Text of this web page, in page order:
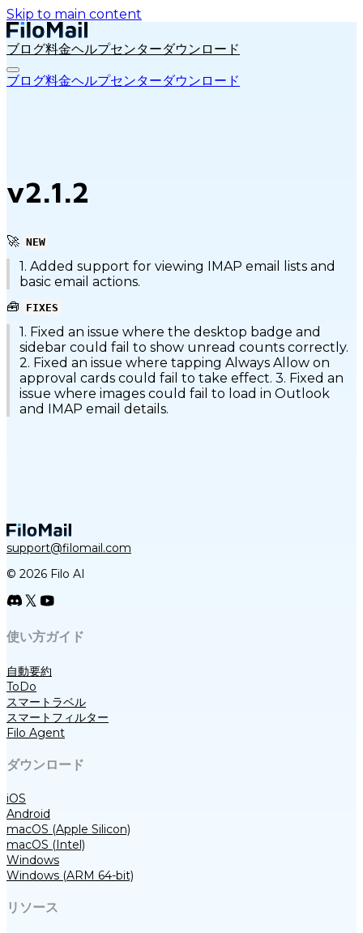
Skip to main content
ブログ料金ヘルプセンターダウンロード
ブログ料金ヘルプセンターダウンロード
v2.1.2
🚀 NEW
1. Added support for viewing IMAP email lists and
basic email actions.
🧰
FIXES
1. Fixed an issue where the desktop badge and
sidebar could fail to show unread counts correctly.
2. Fixed an issue where tapping Always Allow on
approval cards could fail to take effect. 3. Fixed an
issue where images could fail to load in Outlook
and IMAP email details.
support@filomail.com
© 2026 Filo AI
使い方ガイド
自動要約
ToDo
スマートラベル
スマートフィルター
Filo Agent
ダウンロード
iOS
Android
macOS (Apple Silicon)
macOS (Intel)
Windows
Windows (ARM 64-bit)
リソース